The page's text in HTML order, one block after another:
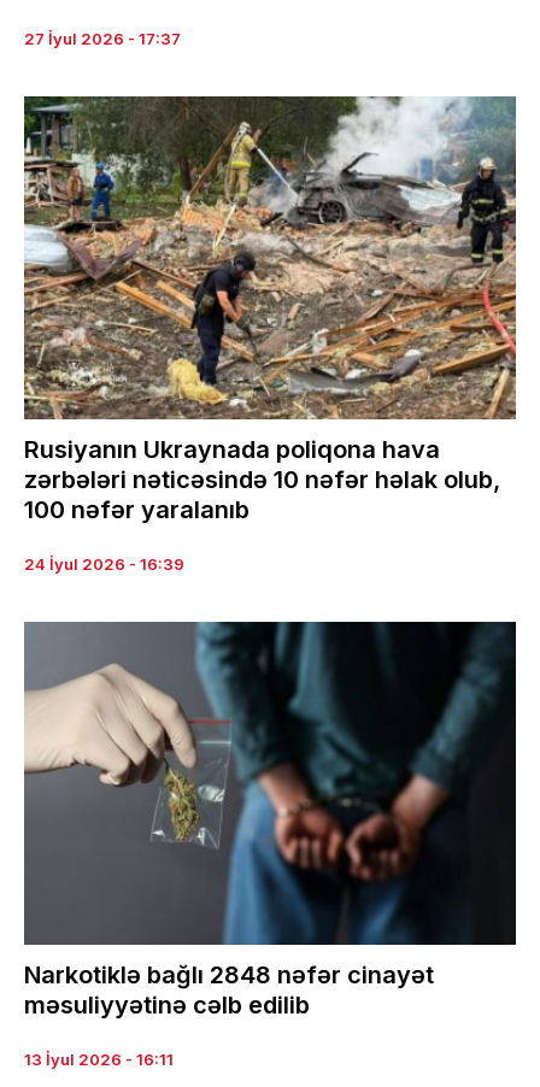
27 İyul 2026 - 17:37
Rusiyanın Ukraynada poliqona hava
zərbələri nəticəsində 10 nəfər həlak olub,
100 nəfər yaralanıb
24 İyul 2026 - 16:39
Narkotiklə bağlı 2848 nəfər cinayət
məsuliyyətinə cəlb edilib
13 İyul 2026 - 16:11